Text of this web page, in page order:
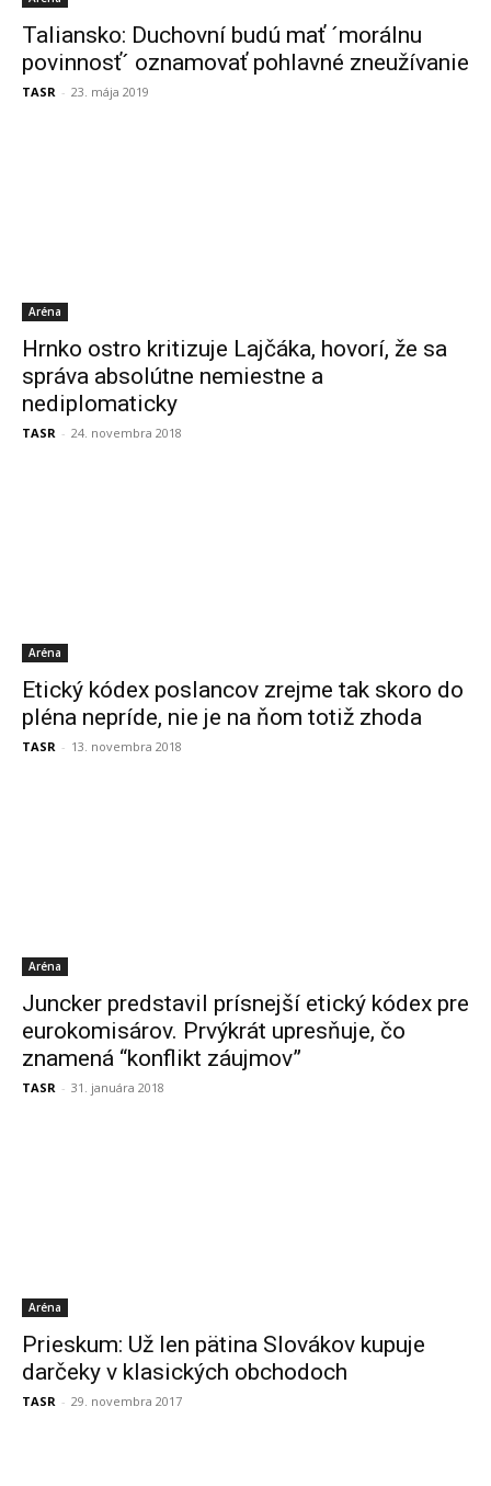
Taliansko: Duchovní budú mať ´morálnu
povinnosť´ oznamovať pohlavné zneužívanie
TASR - 23. mája 2019
Aréna
Hrnko ostro kritizuje Lajčáka, hovorí, že sa
správa absolútne nemiestne a
nediplomaticky
TASR - 24. novembra 2018
Aréna
Etický kódex poslancov zrejme tak skoro do
pléna nepríde, nie je na ňom totiž zhoda
TASR - 13. novembra 2018
Aréna
Juncker predstavil prísnejší etický kódex pre
eurokomisárov. Prvýkrát upresňuje, čo
znamená “konflikt záujmov”
TASR - 31. januára 2018
Aréna
Prieskum: Už len pätina Slovákov kupuje
darčeky v klasických obchodoch
TASR - 29. novembra 2017